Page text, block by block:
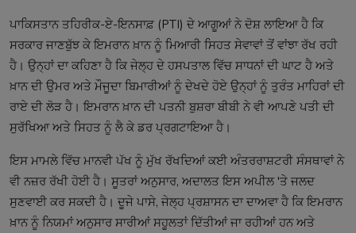
ਪਾਕਿਸਤਾਨ ਤਹਿਰੀਕ-ਏ-ਇਨਸਾਫ਼ (PTI) ਦੇ ਆਗੂਆਂ ਨੇ ਦੋਸ਼ ਲਾਇਆ ਹੈ ਕਿ
ਸਰਕਾਰ ਜਾਣਬੁੱਝ ਕੇ ਇਮਰਾਨ ਖ਼ਾਨ ਨੂੰ ਮਿਆਰੀ ਸਿਹਤ ਸੇਵਾਵਾਂ ਤੋਂ ਵਾਂਝਾ ਰੱਖ ਰਹੀ
ਹੈ। ਉਨ੍ਹਾਂ ਦਾ ਕਹਿਣਾ ਹੈ ਕਿ ਜੇਲ੍ਹ ਦੇ ਹਸਪਤਾਲ ਵਿੱਚ ਸਾਧਨਾਂ ਦੀ ਘਾਟ ਹੈ ਅਤੇ
ਖ਼ਾਨ ਦੀ ਉਮਰ ਅਤੇ ਮੌਜੂਦਾ ਬਿਮਾਰੀਆਂ ਨੂੰ ਦੇਖਦੇ ਹੋਏ ਉਨ੍ਹਾਂ ਨੂੰ ਤੁਰੰਤ ਮਾਹਿਰਾਂ ਦੀ
ਰਾਏ ਦੀ ਲੋੜ ਹੈ। ਇਮਰਾਨ ਖ਼ਾਨ ਦੀ ਪਤਨੀ ਬੁਸ਼ਰਾ ਬੀਬੀ ਨੇ ਵੀ ਆਪਣੇ ਪਤੀ ਦੀ
ਸੁਰੱਖਿਆ ਅਤੇ ਸਿਹਤ ਨੂੰ ਲੈ ਕੇ ਡਰ ਪ੍ਰਗਟਾਇਆ ਹੈ।
ਇਸ ਮਾਮਲੇ ਵਿੱਚ ਮਾਨਵੀ ਪੱਖ ਨੂੰ ਮੁੱਖ ਰੱਖਦਿਆਂ ਕਈ ਅੰਤਰਰਾਸ਼ਟਰੀ ਸੰਸਥਾਵਾਂ ਨੇ
ਵੀ ਨਜ਼ਰ ਰੱਖੀ ਹੋਈ ਹੈ। ਸੂਤਰਾਂ ਅਨੁਸਾਰ, ਅਦਾਲਤ ਇਸ ਅਪੀਲ 'ਤੇ ਜਲਦ
ਸੁਣਵਾਈ ਕਰ ਸਕਦੀ ਹੈ। ਦੂਜੇ ਪਾਸੇ, ਜੇਲ੍ਹ ਪ੍ਰਸ਼ਾਸਨ ਦਾ ਦਾਅਵਾ ਹੈ ਕਿ ਇਮਰਾਨ
ਖ਼ਾਨ ਨੂੰ ਨਿਯਮਾਂ ਅਨੁਸਾਰ ਸਾਰੀਆਂ ਸਹੂਲਤਾਂ ਦਿੱਤੀਆਂ ਜਾ ਰਹੀਆਂ ਹਨ ਅਤੇ